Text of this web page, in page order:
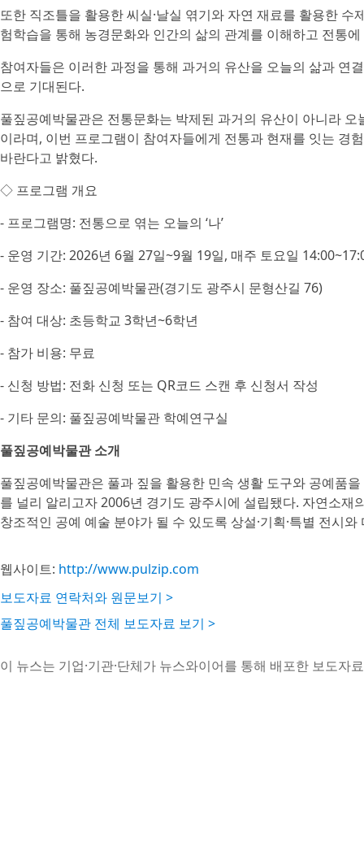
또한 직조틀을 활용한 씨실·날실 엮기와 자연 재료를 활용한
험학습을 통해 농경문화와 인간의 삶의 관계를 이해하고 전통
참여자들은 이러한 과정을 통해 과거의 유산을 오늘의 삶과 연
으로 기대된다.
풀짚공예박물관은 전통문화는 박제된 과거의 유산이 아니라
이라며, 이번 프로그램이 참여자들에게 전통과 현재를 잇는 경
바란다고 밝혔다.
◇ 프로그램 개요
- 프로그램명: 전통으로 엮는 오늘의 ‘나’
- 운영 기간: 2026년 6월 27일~9월 19일, 매주 토요일
- 운영 장소: 풀짚공예박물관(경기도 광주시 문형산길 76)
- 참여 대상: 초등학교 3학년~6학년
- 참가 비용: 무료
- 신청 방법: 전화 신청 또는 QR코드 스캔 후 신청서 작성
- 기타 문의: 풀짚공예박물관 학예연구실
풀짚공예박물관 소개
풀짚공예박물관은 풀과 짚을 활용한 민속 생활 도구와 공예품
를 널리 알리고자 2006년 경기도 광주시에 설립됐다. 자연소
창조적인 공예 예술 분야가 될 수 있도록 상설·기획·특별 전시
웹사이트: http://www.pulzip.com
보도자료 연락처와 원문보기 >
풀짚공예박물관 전체 보도자료 보기 >
이 뉴스는 기업·기관·단체가 뉴스와이어를 통해 배포한 보도자